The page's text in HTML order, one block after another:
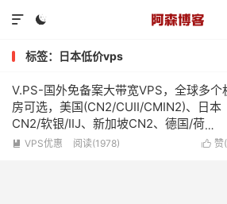


标签：日本低价vps
V.PS-国外免备案大带宽VPS，全球多个
房可选，美国(CN2/CUII/CMIN2)、日本
CN2/软银/IIJ、新加坡CN2、德国/荷
兰/CN2+CUII、英国CUII，特价优惠低至
 赞(
 VPS优惠 阅读(1978)